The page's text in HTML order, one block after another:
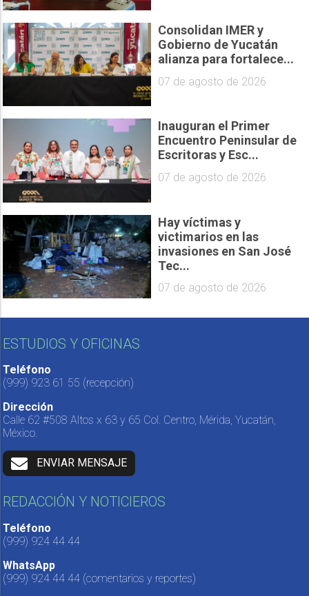
Consolidan IMER y
Gobierno de Yucatán
alianza para fortalece...
07 de agosto de 2026
Inauguran el Primer
Encuentro Peninsular de
Escritoras y Esc...
07 de agosto de 2026
Hay víctimas y
victimarios en las
invasiones en San José
Tec...
07 de agosto de 2026
ESTUDIOS Y OFICINAS
Teléfono
(999) 923 61 55 (recepción)
Dirección
Calle 62 #508 Altos x 63 y 65 Col. Centro, Mérida, Yucatán,
México.
ENVIAR MENSAJE
REDACCIÓN Y NOTICIEROS
Teléfono
(999) 924 44 44
WhatsApp
(999) 924 44 44 (comentarios y reportes)